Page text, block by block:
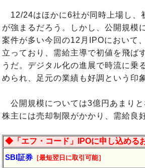
12/24はほかに6社が同時上場し、
が強まるだろう。しかし、公開規模
案件が多い今回の12月IPOにおいて
立っており、需給主導で初値を飛ば
うだ。デジタル化の進展で時流に乗
められ、足元の業績も好調という印
公開規模については3億円あまりと
株主には売却制限がかかり、需給良
◆「エフ・コード」IPOに申し込める
SBI証券 ［最短翌日に取引可能］